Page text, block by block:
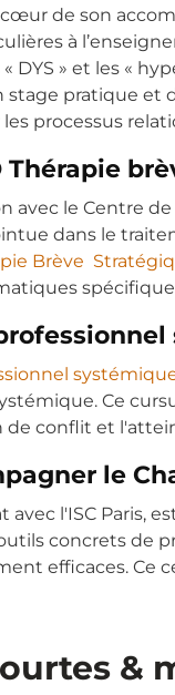
de son
à
DYS » et les «
stage pratique
processus
avec le Centre
dans le
Brève
Ce
conflit et
le
avec l'ISC
concrets de
efficaces. Ce
&